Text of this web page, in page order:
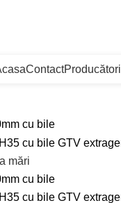
ContactProducători
mări